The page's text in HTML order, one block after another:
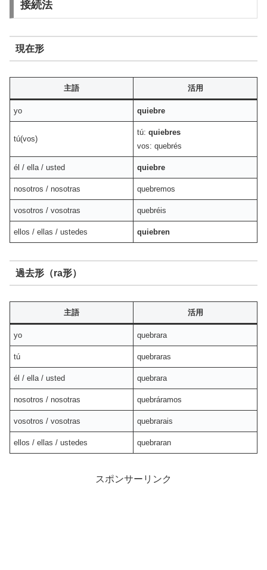
接続法
現在形
主語 活用
yo quiebre
tú(vos)
tú:quiebres
vos: quebrés
él / ella / usted quiebre
nosotros / nosotras quebremos
vosotros / vosotras quebréis
ellos / ellas / ustedes quiebren
過去形（ra形）
主語 活用
yo quebrara
tú quebraras
él / ella / usted quebrara
nosotros / nosotras quebráramos
vosotros / vosotras quebrarais
ellos / ellas / ustedes quebraran
スポンサーリンク